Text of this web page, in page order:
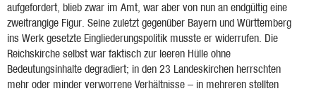
aufgefordert, blieb zwar im Amt, war aber von nun an endgültig eine
zweitrangige Figur. Seine zuletzt gegenüber Bayern und Württemberg
ins Werk gesetzte Eingliederungspolitik musste er widerrufen. Die
Reichskirche selbst war faktisch zur leeren Hülle ohne
Bedeutungsinhalte degradiert; in den 23 Landeskirchen herrschten
mehr oder minder verworrene Verhältnisse – in mehreren stellten